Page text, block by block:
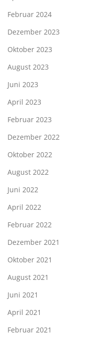
Februar 2024
Dezember 2023
Oktober 2023
August 2023
Juni 2023
April 2023
Februar 2023
Dezember 2022
Oktober 2022
August 2022
Juni 2022
April 2022
Februar 2022
Dezember 2021
Oktober 2021
August 2021
Juni 2021
April 2021
Februar 2021